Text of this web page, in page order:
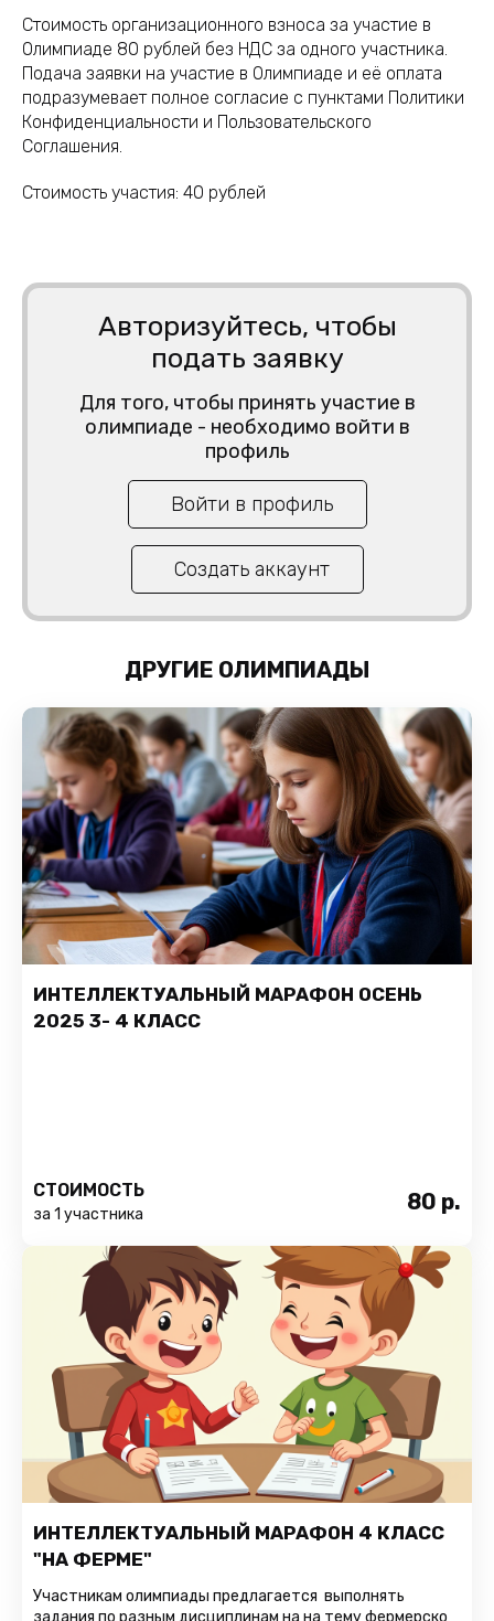
Стоимость организационного взноса за участие в
Олимпиаде 80 рублей без НДС за одного участника.
Подача заявки на участие в Олимпиаде и её оплата
подразумевает полное согласие с пунктами Политики
Конфиденциальности и Пользовательского
Соглашения.
Стоимость участия: 40 рублей
Авторизуйтесь, чтобы
подать заявку
Для того, чтобы принять участие в
олимпиаде - необходимо войти в
профиль
Войти в профиль
Создать аккаунт
ДРУГИЕ ОЛИМПИАДЫ
ИНТЕЛЛЕКТУАЛЬНЫЙ МАРАФОН ОСЕНЬ
2025 3- 4 КЛАСС
СТОИМОСТЬ
за 1 участника 80 р.
ИНТЕЛЛЕКТУАЛЬНЫЙ МАРАФОН 4 КЛАСС
"НА ФЕРМЕ"
Участникам олимпиады предлагается выполнять
задания по разным дисциплинам на на тему фермерско